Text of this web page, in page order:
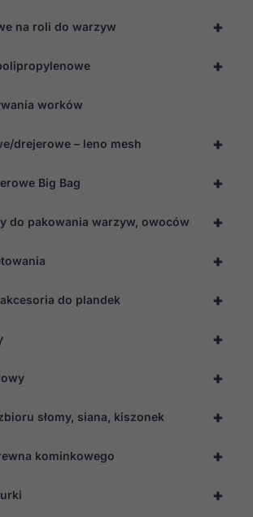
+
na roli do warzyw
+
worków
+
drejerowe – leno mesh
+
Big Bag
+
do pakowania warzyw, owoców
+
+
do plandek
+
+
+
słomy, siana, kiszonek
+
kominkowego
+